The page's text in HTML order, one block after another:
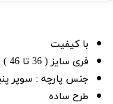
با کیفیت
فری سایز ( 36 تا 46 )
جنس پارچه : سوپر
طرح ساده